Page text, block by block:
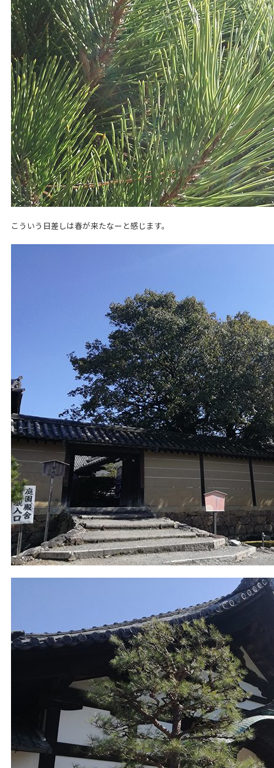
こういう日差しは春が来たなーと感じます。